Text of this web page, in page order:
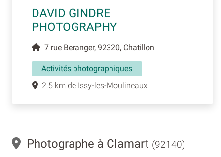
DAVID GINDRE
PHOTOGRAPHY
7 rue Beranger, 92320, Chatillon
Activités photographiques
2.5 km de Issy-les-Moulineaux
Photographe à Clamart (92140)